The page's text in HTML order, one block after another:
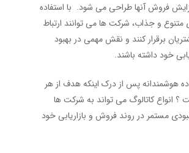
فروش آنها طراحی می ‌شود. با استفاده
متنوع و جذاب، شرکت ‌ها می ‌توانند ارتباط
برقرار کنند و نقش مهمی در بهبود
خود داشته باشند.
هوشمندانه پس از درک اینکه هدف از هر
؟ انواع کاتالوگ می ‌تواند به شرکت‌ ها
مستمر در روند فروش و بازاریابی خود